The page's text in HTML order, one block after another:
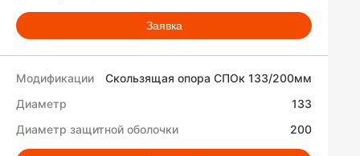
Заявка
Скользящая опора СПОк 133/200мм
133
200